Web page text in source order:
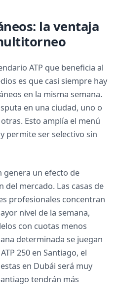
la ventaja
ATP que beneficia al
es que casi siempre hay
en la misma semana.
en una ciudad, uno o
Esto amplía el menú
permite ser selectivo sin
genera un efecto de
mercado. Las casas de
profesionales concentran
nivel de la semana,
con cuotas menos
determinada se juegan
250 en Santiago, el
en Dubái será muy
tendrán más